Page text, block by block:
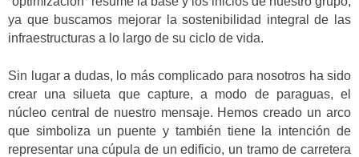
ya que buscamos mejorar la sostenibilidad integral de las
infraestructuras a lo largo de su ciclo de vida.
Sin lugar a dudas, lo más complicado para nosotros ha sido
crear una silueta que capture, a modo de paraguas, el
núcleo central de nuestro mensaje. Hemos creado un arco
que simboliza un puente y también tiene la intención de
representar una cúpula de un edificio, un tramo de carretera